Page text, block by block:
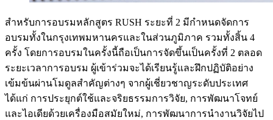
สำหรับการอบรมหลักสูตร RUSH ระยะที่ 2 มีกำหนดจัดการ
อบรมทั้งในกรุงเทพมหานครและในส่วนภูมิภาค รวมทั้งสิ้น 4
ครั้ง โดยการอบรมในครั้งนี้ถือเป็นการจัดขึ้นเป็นครั้งที่ 2 ตลอด
ระยะเวลาการอบรม ผู้เข้าร่วมจะได้เรียนรู้และฝึกปฏิบัติอย่าง
เข้มข้นผ่านโมดูลสำคัญต่างๆ จากผู้เชี่ยวชาญระดับประเทศ
ได้แก่ การประยุกต์ใช้และจริยธรรมการวิจัย, การพัฒนาโจทย์
และไอเดียด้วยเครื่องมือสมัยใหม่, การพัฒนาการนำงานวิจัยไป